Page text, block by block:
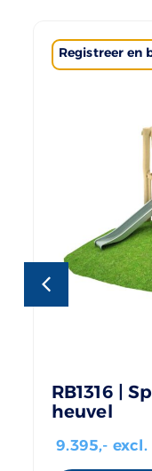
Registreer en
RB1316 |
heuvel
9.395,-